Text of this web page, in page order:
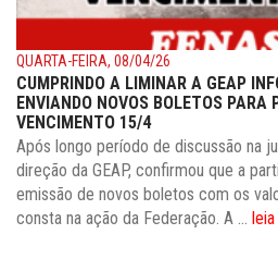
QUARTA-FEIRA, 08/04/26
CUMPRINDO A LIMINAR A GEAP
ENVIANDO NOVOS BOLETOS PARA
VENCIMENTO 15/4
Após longo período de discussão na
direção da GEAP, confirmou que a
emissão de novos boletos com os
consta na ação da Federação. A ...